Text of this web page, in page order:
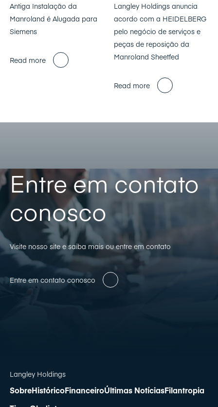
Antiga Instalação da
Manroland é Alugada para
Siemens
Read more
Langley Holdings anuncia
acordo com a HEIDELBERG
pelo negócio de serviços e
peças de reposição da
Manroland Sheetfed
Read more
Entre em contato
conosco
Visite nosso site e saiba mais ou entre em contato
Entre em contato conosco
Langley Holdings
SobreHistóricoFinanceiroÚltimas NotíciasFilantropia